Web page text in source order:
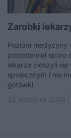
Zarobki
Poziom medycyny
pozostawiał sporo
lekarze cieszyli się
społecznym i nie
gotówki.